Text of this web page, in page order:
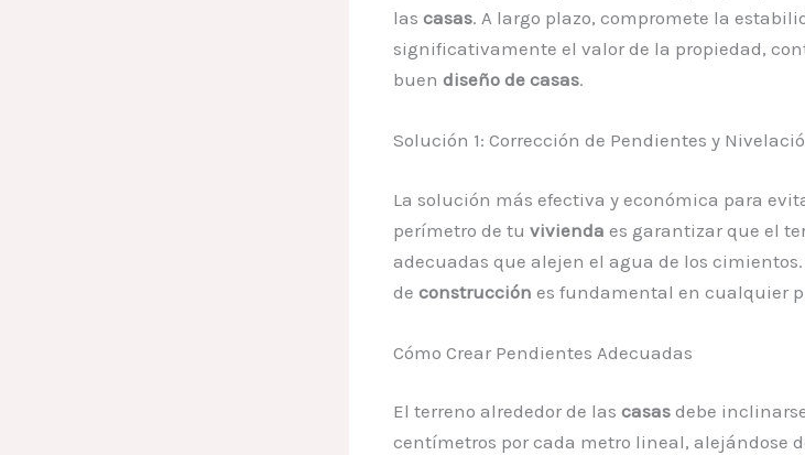
las casas. A largo plazo, compromete la
significativamente el valor de la propiedad,
buen diseño de casas.
Solución 1: Corrección de Pendientes y
La solución más efectiva y económica para
perímetro de tu vivienda es garantizar que el
adecuadas que alejen el agua de los
de construcción es fundamental en cualquier
Cómo Crear Pendientes Adecuadas
El terreno alrededor de las casas debe
centímetros por cada metro lineal, alejándose